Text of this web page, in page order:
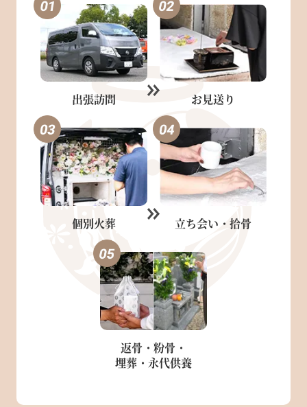
出張訪問 お見送り
個別火葬 立ち会い・拾骨
返骨・粉骨・
埋葬・永代供養